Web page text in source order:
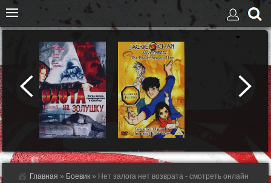
Главная » Боевик » Нет залога нет возврата - смотреть онлайн